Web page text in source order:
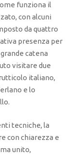
funziona il
con alcuni
da quattro
presenza per
catena
visitare due
italiano,
e lo
tecniche, la
con chiarezza e
unito,